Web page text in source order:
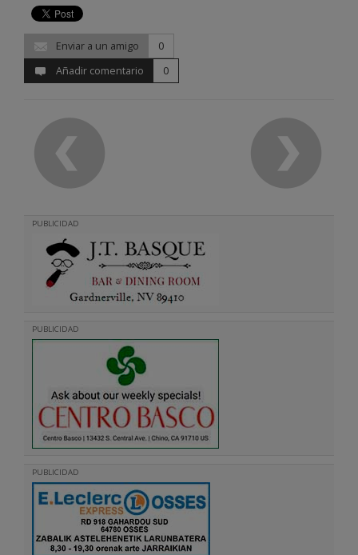
Enviar a un amigo
0
Añadir comentario
0
PUBLICIDAD
PUBLICIDAD
PUBLICIDAD